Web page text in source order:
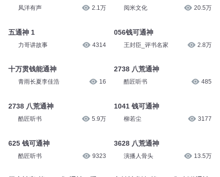
凤洋有声 2.1万
五通神 1
力哥讲故事 4314
十万贯钱能通神
青雨长夏李佳浩 16
2738 八荒通神
酷匠听书 5.9万
625 钱可通神
酷匠听书 9323
阅米文化 20.5万
056钱可通神
王封臣_评书名家 2.8万
2738 八荒通神
酷匠听书 485
1041 钱可通神
柳若尘 3177
3628 八荒通神
演播人骨头 13.5万